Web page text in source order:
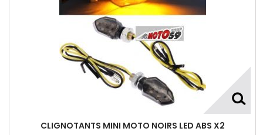
CLIGNOTANTS MINI MOTO NOIRS LED ABS X2